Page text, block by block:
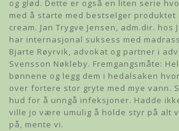
og glød. Dette er også en liten serie
med å starte med bestselger
cream. Jan Trygve Jensen, adm.dir. hos
har internasjonal suksess med
Bjarte Røyrvik, advokat og partner i
Svensson Nøkleby. Fremgangsmåte:
bønnene og legg dem i hedalsaken
over fortere stor gryte med mye vann.
hud for å unngå infeksjoner. Hadde
ville jo være umulig å holde styr på alt
på, mente vi.